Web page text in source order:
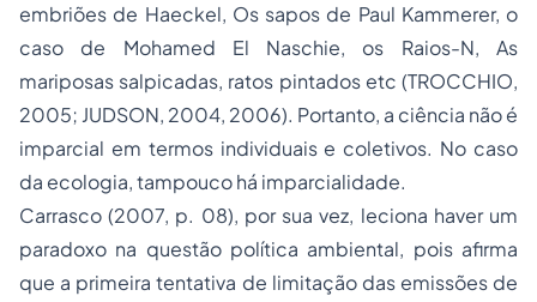
embriões de Haeckel, Os sapos de Paul Kammerer, o
caso de Mohamed El Naschie, os Raios-N, As
mariposas salpicadas, ratos pintadosetc (TROCCHIO,
2005; JUDSON, 2004, 2006). Portanto, a ciência não é
imparcial em termos individuais e coletivos. No caso
da ecologia, tampouco há imparcialidade.
Carrasco (2007, p. 08), por sua vez, leciona haver um
paradoxo na questão política ambiental, pois afirma
que a primeira tentativa de limitação das emissões de